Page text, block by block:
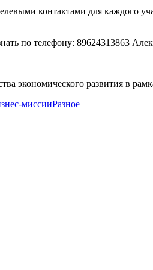
контактами для каждого
по телефону: 89624313863
экономического развития в
миссииРазное